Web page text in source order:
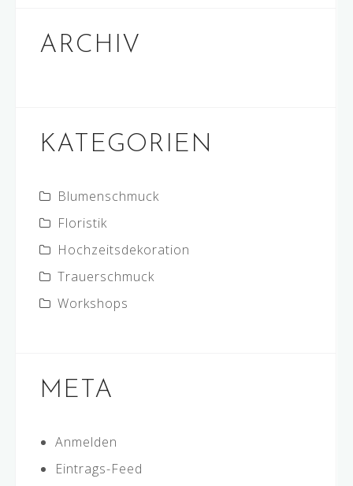
ARCHIV
KATEGORIEN
Blumenschmuck
Floristik
Hochzeitsdekoration
Trauerschmuck
Workshops
META
Anmelden
Eintrags-Feed